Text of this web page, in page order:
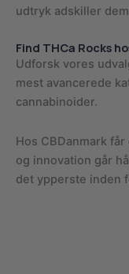
udtryk adskiller
Find THCa Rocks
Udforsk vores
mest avancerede
cannabinoider.
Hos CBDanmark
og innovation går
det ypperste inden